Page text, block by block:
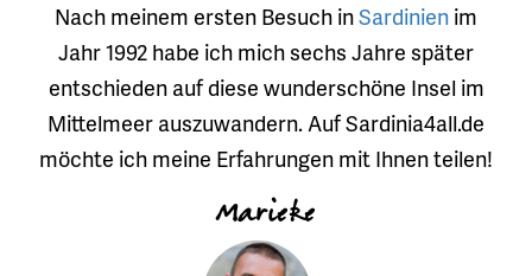
Nach meinem ersten Besuch inSardinien im
Jahr 1992 habe ich mich sechs Jahre später
entschieden auf diese wunderschöne Insel im
Mittelmeer auszuwandern. Auf Sardinia4all.de
möchte ich meine Erfahrungen mit Ihnen teilen!
Marieke